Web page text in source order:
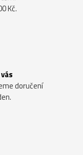
Kč.
doručení